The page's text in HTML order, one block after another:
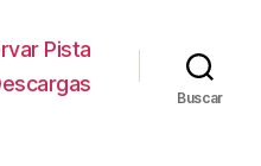
Pista
Buscar